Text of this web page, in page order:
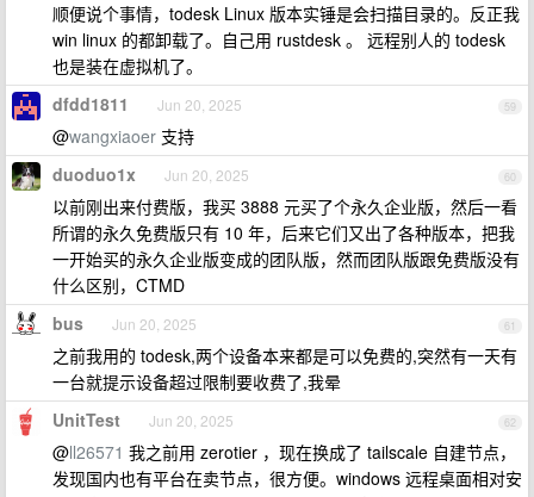
顺便说个事情，todesk Linux 版本实锤是会扫描目录的。反正我
win linux 的都卸载了。自己用 rustdesk 。 远程别人的 todesk
也是装在虚拟机了。
59
dfdd1811 Jun 20, 2025
@wangxiaoer 支持
60
duoduo1x Jun 20, 2025
以前刚出来付费版，我买 3888 元买了个永久企业版，然后一看
所谓的永久免费版只有 10 年，后来它们又出了各种版本，把我
一开始买的永久企业版变成的团队版，然而团队版跟免费版没有
什么区别，CTMD
61
bus Jun 20, 2025
之前我用的 todesk,两个设备本来都是可以免费的,突然有一天有
一台就提示设备超过限制要收费了,我晕
62
UnitTest Jun 20, 2025
@ll26571 我之前用 zerotier ，现在换成了 tailscale 自建节点，
发现国内也有平台在卖节点，很方便。windows 远程桌面相对安